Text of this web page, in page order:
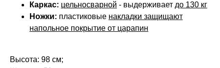
Каркас: цельносварной - выдерживает до 130 кг
Ножки: пластиковые накладки защищают
напольное покрытие от царапин
Высота: 98 см;